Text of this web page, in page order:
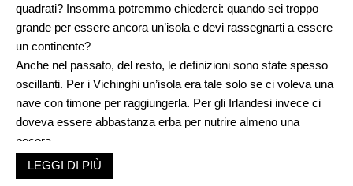
quadrati? Insomma potremmo chiederci: quando sei troppo
grande per essere ancora un’isola e devi rassegnarti a essere
un continente?
Anche nel passato, del resto, le definizioni sono state spesso
oscillanti. Per i Vichinghi un’isola era tale solo se ci voleva una
nave con timone per raggiungerla. Per gli Irlandesi invece ci
doveva essere abbastanza erba per nutrire almeno una
pecora.
«Un’isola è un pezzo di terra circondato dalle acque, scoperto
durante l’alta marea, e più piccolo di un continente» sostiene
LEGGI DI PIÙ